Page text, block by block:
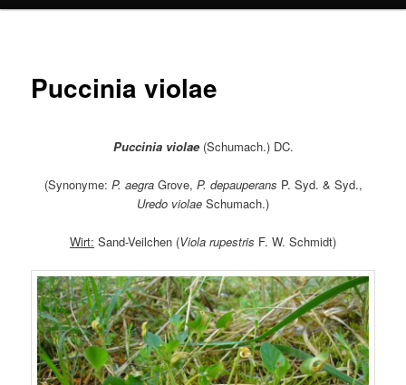
Puccinia violae
Puccinia violae(Schumach.) DC.
(Synonyme: P. aegraGrove, P. depauperans P. Syd. & Syd.,
Uredo violae Schumach.)
Wirt: Sand-Veilchen (Viola rupestris F. W. Schmidt)